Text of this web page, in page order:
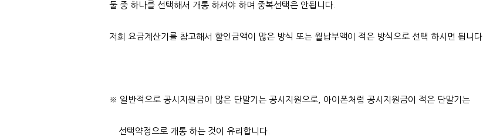
둘 중 하나를 선택해서 개통 하셔야 하며 중복선택은 안됩니다.
저희 요금계산기를 참고해서 할인금액이 많은 방식 또는 월납부액이 적은 방식으로 선택 하시면 됩니다.
※ 일반적으로 공시지원금이 많은 단말기는 공시지원으로, 아이폰처럼 공시지원금이 적은 단말기는
선택약정으로 개통 하는 것이 유리합니다.